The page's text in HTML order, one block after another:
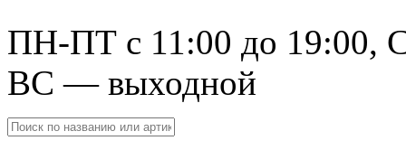
ПН-ПТ с 11:00 до 19:00,
ВС — выходной